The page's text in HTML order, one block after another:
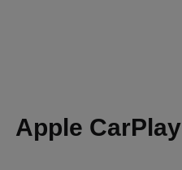
Apple CarPlay